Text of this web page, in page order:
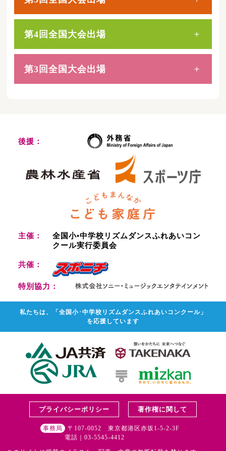
第4回全国大会出場
第3回全国大会出場
後援：
主催：
全国小•中学校リズムダンスふれあいコン
クール実行委員会
共催：
特別協力：
私たちは、「全国小･中学校リズムダンスふれあいコンクール」
を応援しています
プライバシーポリシー 著作権に関して
事務局
〒107-0052 東京都港区赤坂1-5-2-3F
電話｜03-5545-4412